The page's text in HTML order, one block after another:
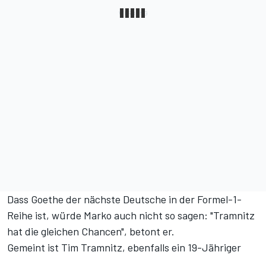
Dass Goethe der nächste Deutsche in der Formel-1-
Reihe ist, würde Marko auch nicht so sagen: "Tramnitz
hat die gleichen Chancen", betont er.
Gemeint ist Tim Tramnitz, ebenfalls ein 19-Jähriger